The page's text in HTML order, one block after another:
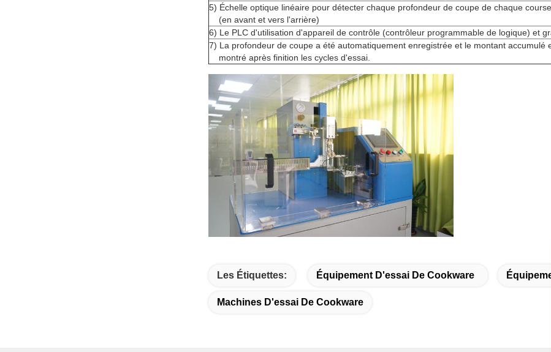
5) Échelle optique linéaire pour détecter chaque profondeur de coupe de chaque
(en avant et vers l'arrière)
6) Le PLC d'utilisation d'appareil de contrôle (contrôleur programmable de logique) et
7) La profondeur de coupe a été automatiquement enregistrée et le montant
montré après finition les cycles d'essai.
Les Étiquettes: Équipement D'essai De Cookware
Machines D'essai De Cookware